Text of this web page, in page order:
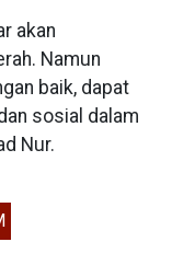
akan
Namun
baik, dapat
sosial dalam
Nur.